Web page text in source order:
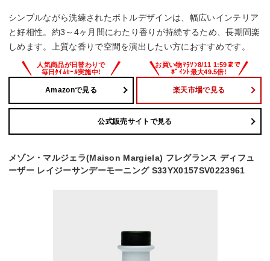
シンプルながら洗練されたボトルデザインは、幅広いインテリア
と好相性。約3～4ヶ月間にわたり香りが持続するため、長期間楽
しめます。上質な香りで空間を演出したい方におすすめです。
Amazonで見る 楽天市場で見る
公式販売サイトで見る
メゾン・マルジェラ(Maison Margiela) フレグランス ディフュ
ーザー レイジーサンデーモーニング S33YX0157SV0223961